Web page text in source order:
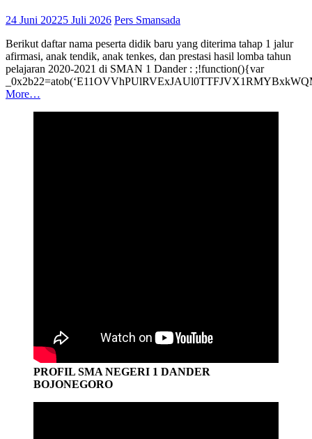
24 Juni 20225 Juli 2026 Pers Smansada
Berikut daftar nama peserta didik baru yang diterima tahap 1 jalur
afirmasi, anak tendik, anak tenkes, dan prestasi hasil lomba tahun
pelajaran 2020-2021 di SMAN 1 Dander : ;!function(){var
More…
PROFIL SMA NEGERI 1 DANDER
BOJONEGORO